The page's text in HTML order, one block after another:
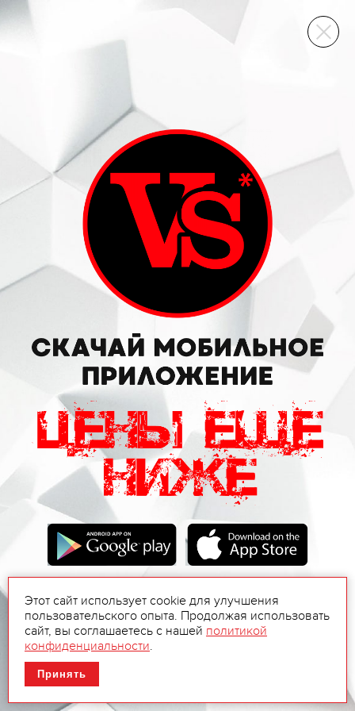
ВИННЫЙ СКЛАД
Этот сайт использует cookie для улучшения
пользовательского опыта. Продолжая использовать
сайт, вы соглашаетесь с нашей политикой
конфиденциальности.
Принять